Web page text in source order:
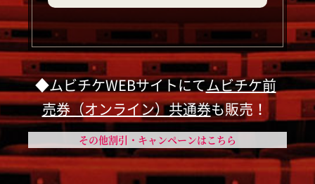
◆ムビチケWEBサイトにてムビチケ前
売券（オンライン）共通券も販売！
その他割引・キャンペーンはこちら